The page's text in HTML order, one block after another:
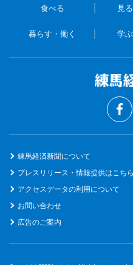
食べる 見
暮らす・働く 学
練馬経済新聞について
プレスリリース・情報提供はこち
アクセスデータの利用について
お問い合わせ
広告のご案内